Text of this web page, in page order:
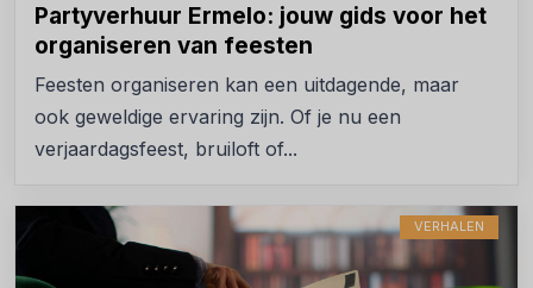
Partyverhuur Ermelo: jouw gids voor het
organiseren van feesten
Feesten organiseren kan een uitdagende, maar
ook geweldige ervaring zijn. Of je nu een
verjaardagsfeest, bruiloft of...
VERHALEN